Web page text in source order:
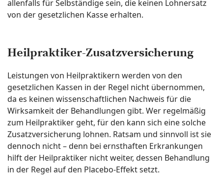
allenfalls für Selbständige sein, die keinen Lohnersatz
von der gesetzlichen Kasse erhalten.
Heilpraktiker-Zusatzversicherung
Leistungen von Heilpraktikern werden von den
gesetzlichen Kassen in der Regel nicht übernommen,
da es keinen wissenschaftlichen Nachweis für die
Wirksamkeit der Behandlungen gibt. Wer regelmäßig
zum Heilpraktiker geht, für den kann sich eine solche
Zusatzversicherung lohnen. Ratsam und sinnvoll ist sie
dennoch nicht – denn bei ernsthaften Erkrankungen
hilft der Heilpraktiker nicht weiter, dessen Behandlung
in der Regel auf den Placebo-Effekt setzt.